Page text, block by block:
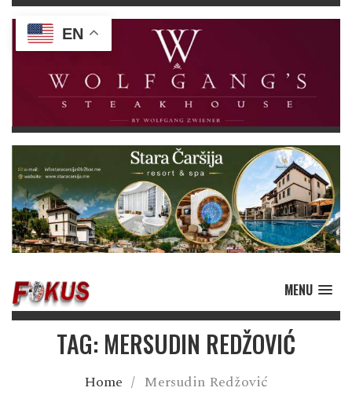
MENU
TAG: MERSUDIN REDŽOVIĆ
Home / Mersudin Redžović
EN